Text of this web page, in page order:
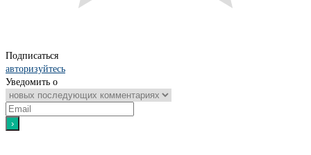
Подписаться
авторизуйтесь
Уведомить о